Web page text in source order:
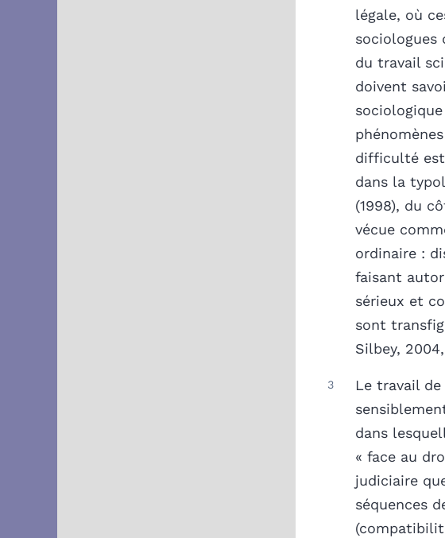
légale, où
sociologues
du travail
doivent
difficulté est
dans la
(1998), du
vécue
ordinaire :
faisant
sérieux et
sont
Silbey,
Le travail
dans
« face au
judiciaire
séquences